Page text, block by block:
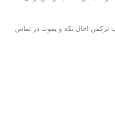
اخال تکه و یموت در تماس